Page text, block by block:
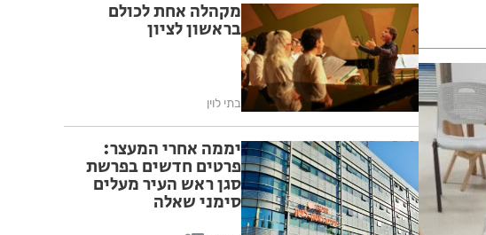
מקהלה אחת לכולם
בראשון לציון
בתי לוין
יממה אחרי המעצר:
פרטים חדשים בפרשת
סגן ראש העיר מעלים
סימני שאלה